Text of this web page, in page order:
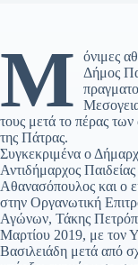
Μ
όνιμες
Δήμος
τους μετά το πέρας
της Πάτρας.
Συγκεκριμένα ο
Αντιδήμαρχος
Αθανασόπουλος και ο
στην Οργανωτική
Αγώνων, Τάκης
Μαρτίου 2019, με τον
Βασιλειάδη μετά από